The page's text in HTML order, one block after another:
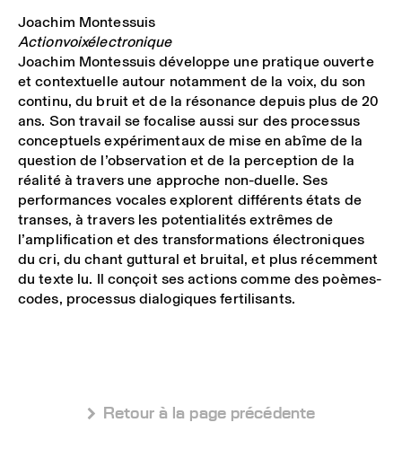
Joachim Montessuis
Actionvoixélectronique
Joachim Montessuis développe une pratique ouverte
et contextuelle autour notamment de la voix, du son
continu, du bruit et de la résonance depuis plus de 20
ans. Son travail se focalise aussi sur des processus
conceptuels expérimentaux de mise en abîme de la
question de l’observation et de la perception de la
réalité à travers une approche non-duelle. Ses
performances vocales explorent différents états de
transes, à travers les potentialités extrêmes de
l’amplification et des transformations électroniques
du cri, du chant guttural et bruital, et plus récemment
du texte lu. Il conçoit ses actions comme des poèmes-
codes, processus dialogiques fertilisants.
 Retour à la page précédente